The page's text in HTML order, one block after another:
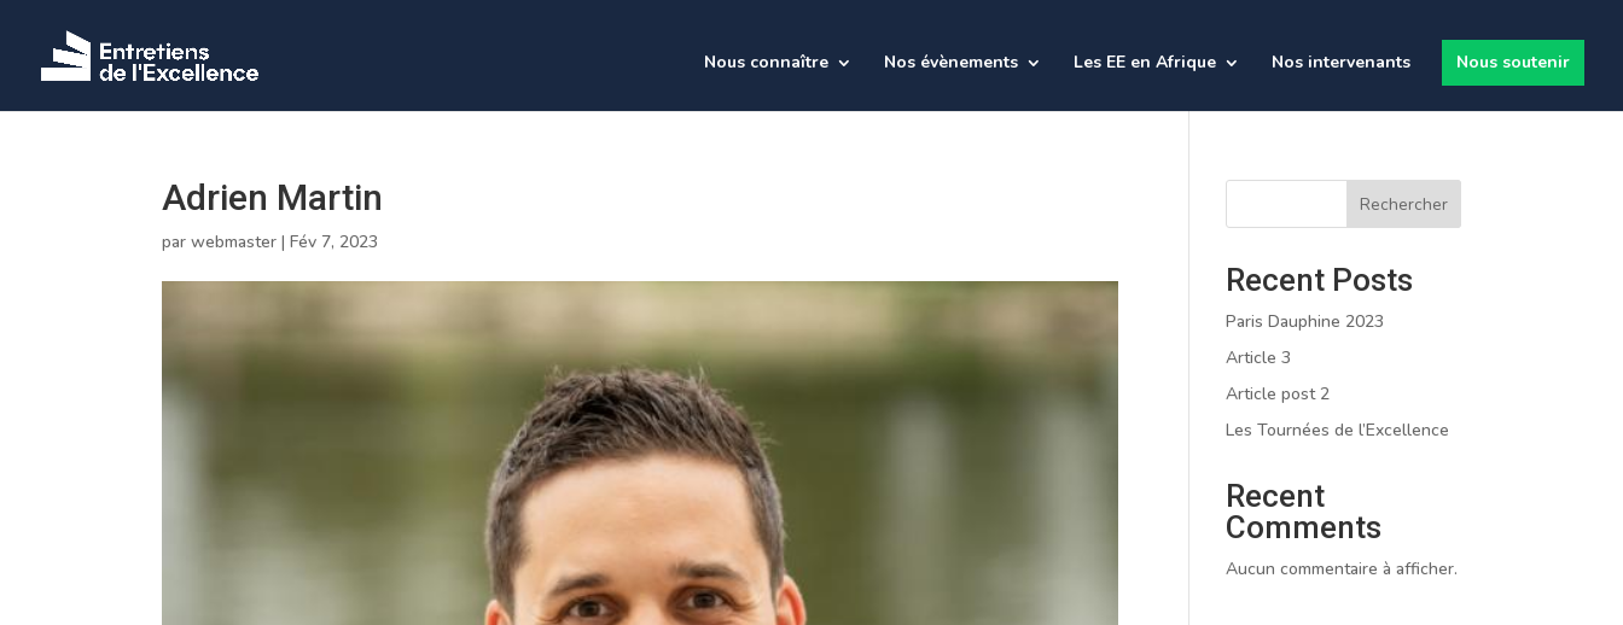
Nous connaître Nos évènements Les EE en Afrique Nos intervenants Nous soutenir
Adrien Martin
parwebmaster |Fév 7, 2023
Rechercher
Recent Posts
Paris Dauphine 2023
Article 3
Article post 2
Les Tournées de l’Excellence
Recent
Comments
Aucun commentaire à afficher.